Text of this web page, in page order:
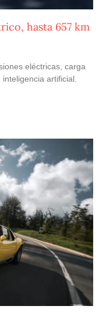
hasta 657 km
eléctricas, carga
artificial.